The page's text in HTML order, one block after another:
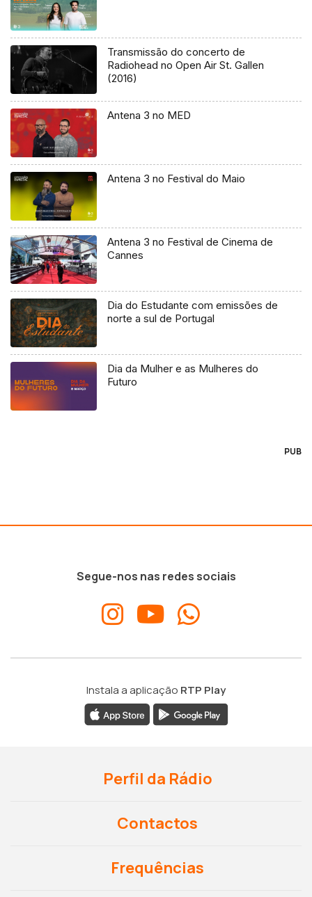
Transmissão do concerto de
Radiohead no Open Air St. Gallen
(2016)
Antena 3 no MED
Antena 3 no Festival do Maio
Antena 3 no Festival de Cinema de
Cannes
Dia do Estudante com emissões de
norte a sul de Portugal
Dia da Mulher e as Mulheres do
Futuro
PUB
Segue-nos nas redes sociais
Instala a aplicação RTP Play
Perfil da Rádio
Contactos
Frequências